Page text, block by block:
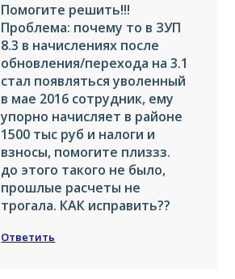
Помогите решить!!!
Проблема: почему то в ЗУП
8.3 в начислениях после
обновления/перехода на 3.1
стал появляться уволенный
в мае 2016 сотрудник, ему
упорно начисляет в районе
1500 тыс руб и налоги и
взносы, помогите плиззз.
до этого такого не было,
прошлые расчеты не
трогала. КАК исправить??
Ответить